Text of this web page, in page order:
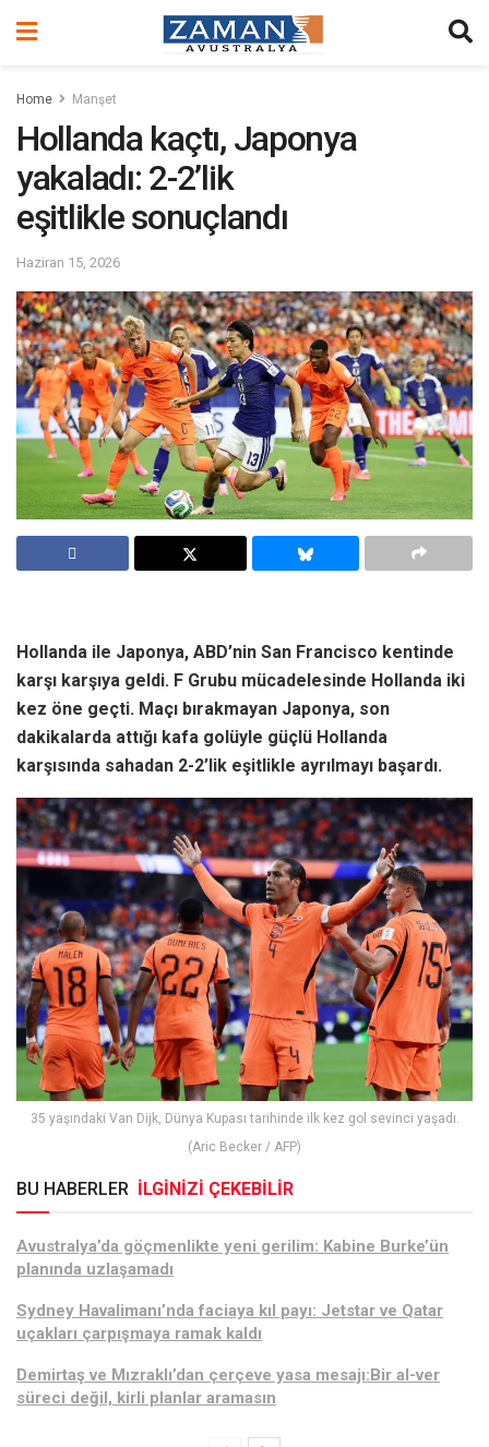
Home Manşet
Hollanda kaçtı, Japonya
yakaladı: 2-2’lik
eşitlikle sonuçlandı
Haziran 15, 2026
Hollanda ile Japonya, ABD’nin San Francisco kentinde
karşı karşıya geldi. F Grubu mücadelesinde Hollanda iki
kez öne geçti. Maçı bırakmayan Japonya, son
dakikalarda attığı kafa golüyle güçlü Hollanda
karşısında sahadan 2-2’lik eşitlikle ayrılmayı başardı.
35 yaşındaki Van Dijk, Dünya Kupası tarihinde ilk kez gol sevinci yaşadı.
(Aric Becker / AFP)
BU HABERLER İLGİNİZİ ÇEKEBİLİR
Avustralya’da göçmenlikte yeni gerilim: Kabine Burke’ün
planında uzlaşamadı
Sydney Havalimanı’nda faciaya kıl payı: Jetstar ve Qatar
uçakları çarpışmaya ramak kaldı
Demirtaş ve Mızraklı’dan çerçeve yasa mesajı:Bir al-ver
süreci değil, kirli planlar aramasın